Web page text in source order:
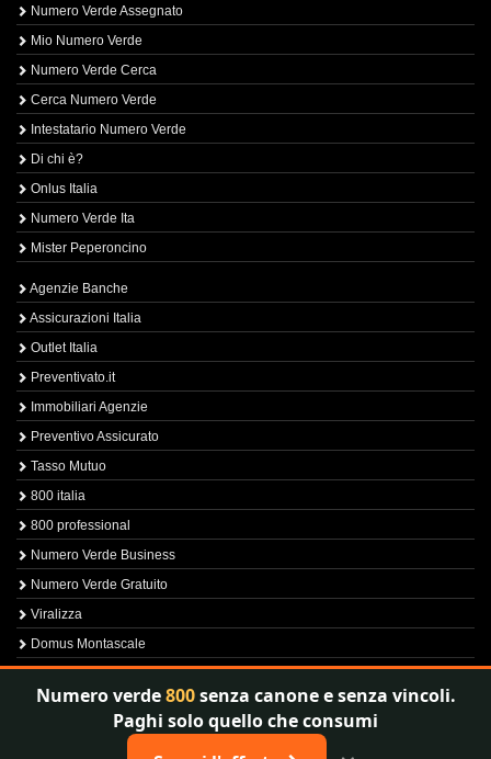
Numero Verde Assegnato
Mio Numero Verde
Numero Verde Cerca
Cerca Numero Verde
Intestatario Numero Verde
Di chi è?
Onlus Italia
Numero Verde Ita
Mister Peperoncino
Agenzie Banche
Assicurazioni Italia
Outlet Italia
Preventivato.it
Immobiliari Agenzie
Preventivo Assicurato
Tasso Mutuo
800 italia
800 professional
Numero Verde Business
Numero Verde Gratuito
Viralizza
Domus Montascale
Sprint800
Verfica Numero Verde
Numero verde800senza canone e senza vincoli.
Paghi solo quello che consumi